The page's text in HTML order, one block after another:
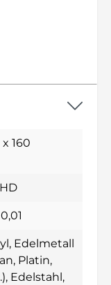
x 160
, Edelmetall
Platin,
, Edelstahl ,